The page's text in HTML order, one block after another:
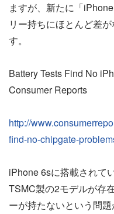
ますが、新たに「
リー持ちにほとんど差
す。
Battery Tests Find No
Consumer Reports
http://
find-no-chipgate-
iPhone 6sに搭載されて
TSMC製の2モデルが存
ーが持たないという問